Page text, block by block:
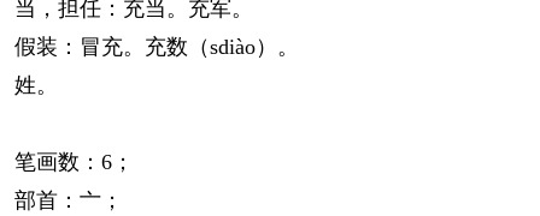
当，担任：充当。充军。
假装：冒充。充数（sdiào）。
姓。
笔画数：6；
部首：亠；